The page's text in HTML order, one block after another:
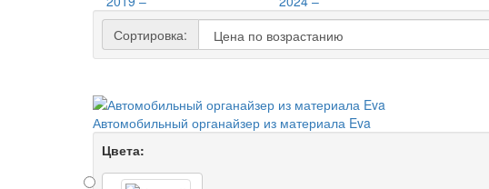
Сортировка:
Автомобильный органайзер из материала Eva
Цвета: